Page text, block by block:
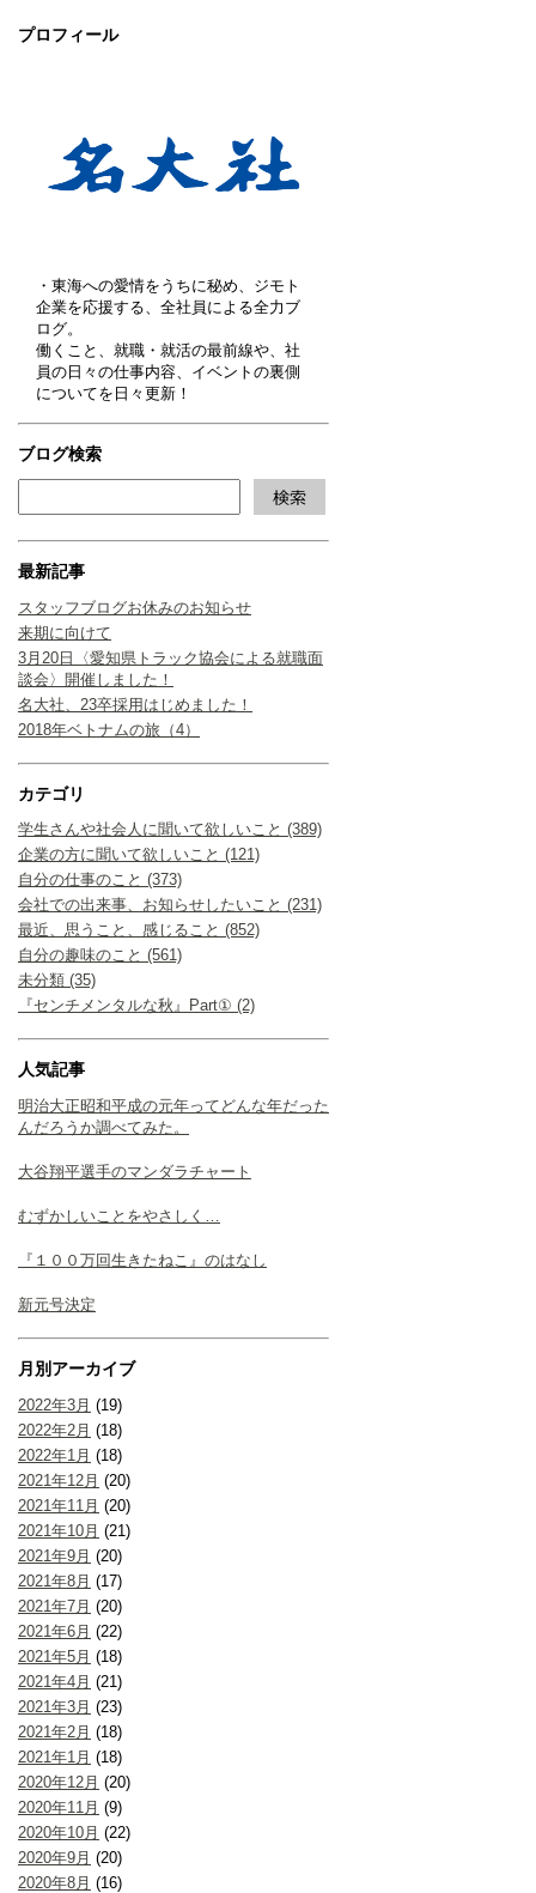
プロフィール
・東海への愛情をうちに秘め、ジモト
企業を応援する、全社員による全力ブ
ログ。
働くこと、就職・就活の最前線や、社
員の日々の仕事内容、イベントの裏側
についてを日々更新！
ブログ検索
最新記事
スタッフブログお休みのお知らせ
来期に向けて
3月20日〈愛知県トラック協会による就職面
談会〉開催しました！
名大社、23卒採用はじめました！
2018年ベトナムの旅（4）
カテゴリ
学生さんや社会人に聞いて欲しいこと (389)
企業の方に聞いて欲しいこと (121)
自分の仕事のこと (373)
会社での出来事、お知らせしたいこと (231)
最近、思うこと、感じること (852)
自分の趣味のこと (561)
未分類 (35)
『センチメンタルな秋』Part① (2)
人気記事
明治大正昭和平成の元年ってどんな年だった
んだろうか調べてみた。
大谷翔平選手のマンダラチャート
むずかしいことをやさしく…
『１００万回生きたねこ』のはなし
新元号決定
月別アーカイブ
2022年3月 (19)
2022年2月 (18)
2022年1月 (18)
2021年12月 (20)
2021年11月 (20)
2021年10月 (21)
2021年9月 (20)
2021年8月 (17)
2021年7月 (20)
2021年6月 (22)
2021年5月 (18)
2021年4月 (21)
2021年3月 (23)
2021年2月 (18)
2021年1月 (18)
2020年12月 (20)
2020年11月 (9)
2020年10月 (22)
2020年9月 (20)
2020年8月 (16)